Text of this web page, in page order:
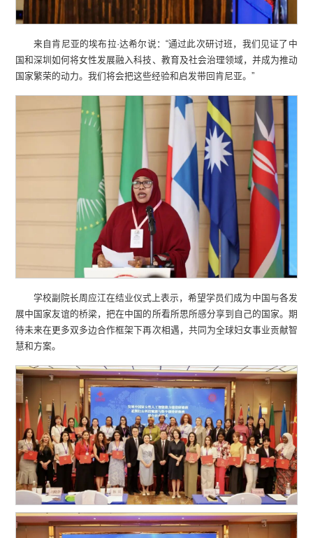
来自肯尼亚的埃布拉·达希尔说：“通过此次研讨班，我们见证了中
国和深圳如何将女性发展融入科技、教育及社会治理领域，并成为推动
国家繁荣的动力。我们将会把这些经验和启发带回肯尼亚。”
学校副院长周应江在结业仪式上表示，希望学员们成为中国与各发
展中国家友谊的桥梁，把在中国的所看所思所感分享到自己的国家。期
待未来在更多双多边合作框架下再次相遇，共同为全球妇女事业贡献智
慧和方案。